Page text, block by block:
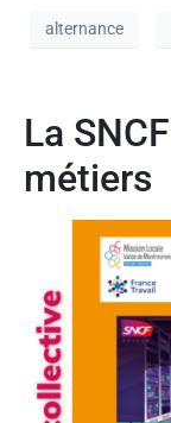
alternance
La
métiers